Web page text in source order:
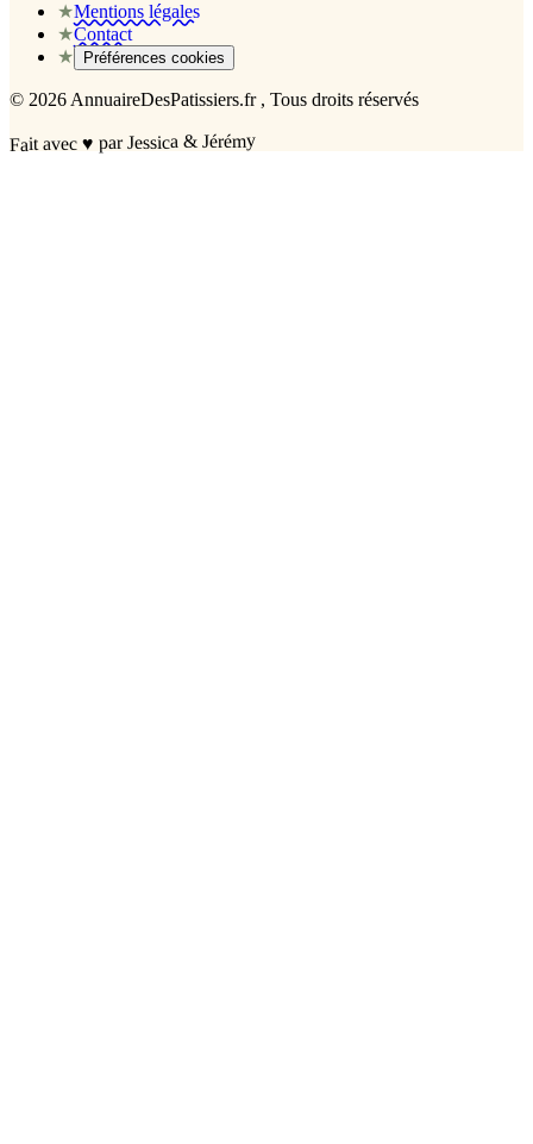
★Mentions légales
★Contact
★
Préférences cookies
© 2026 AnnuaireDesPatissiers.fr , Tous droits réservés
Fait avec♥ par Jessica & Jérémy